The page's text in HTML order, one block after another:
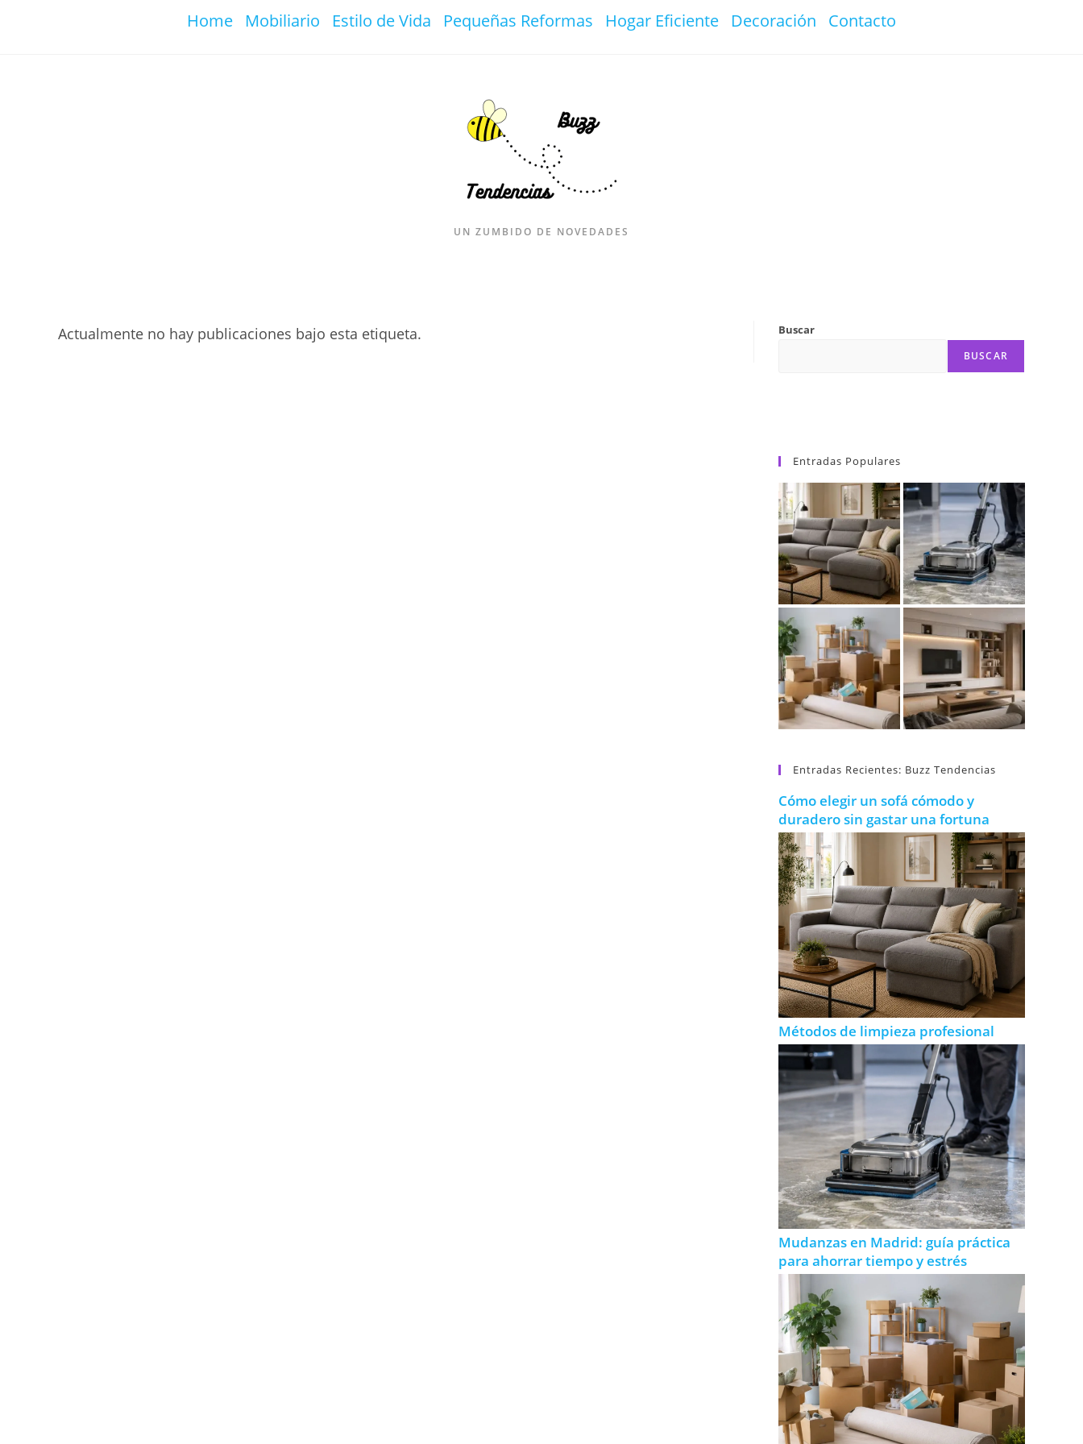
Home Mobiliario Estilo de Vida Pequeñas Reformas Hogar Eficiente Decoración Contacto
UN ZUMBIDO DE NOVEDADES
Actualmente no hay publicaciones bajo esta etiqueta. Buscar
BUSCAR
Entradas Populares
Entradas Recientes: Buzz Tendencias
Cómo elegir un sofá cómodo y
duradero sin gastar una fortuna
Métodos de limpieza profesional
Mudanzas en Madrid: guía práctica
para ahorrar tiempo y estrés